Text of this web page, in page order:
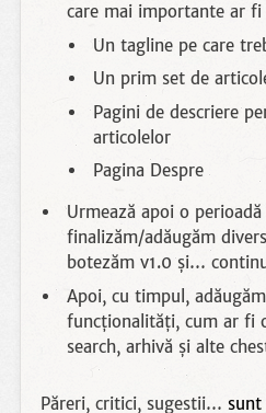
care mai importante ar fi
Un tagline pe care
Un prim set de
Pagini de descriere
articolelor
Pagina Despre
Urmează apoi o
finalizăm/adăugăm
botezăm v1.0 și…
Apoi, cu timpul,
funcționalități, cum ar fi
search, arhivă și alte
Păreri, critici, sugestii… sunt